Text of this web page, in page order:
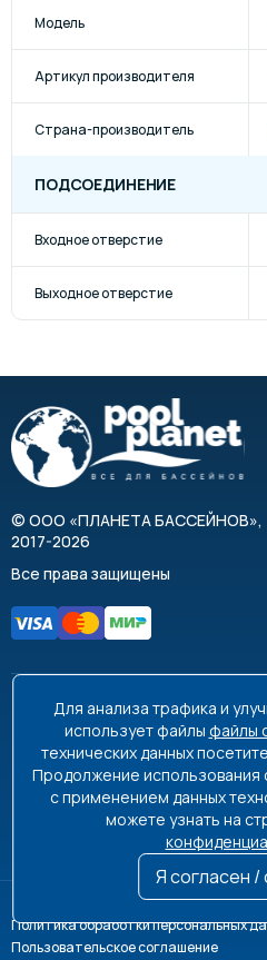
Модель
Артикул производителя
Страна-производитель
ПОДСОЕДИНЕНИЕ
Входное отверстие
Выходное отверстие
© ООО «ПЛАНЕТА БАССЕЙНОВ»,
2017-2026
Все права защищены
8 495 663-99-48
8 800
info@poolplanet.ru
г. Москва, проспект Мира,
Пн-Пт 9:00-18:00 Сб-Вс
Политика обработки персональных
Пользовательское соглашение
Для анализа трафика и
использует файлы файлы
технических данных
Продолжение использования
с применением данных
можете узнать на
Я согласен /